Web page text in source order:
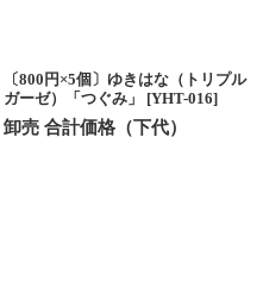
〔800円×5個〕ゆきはな（トリプル
ガーゼ）「つぐみ」
[YHT-016]
卸売 合計価格（下代）